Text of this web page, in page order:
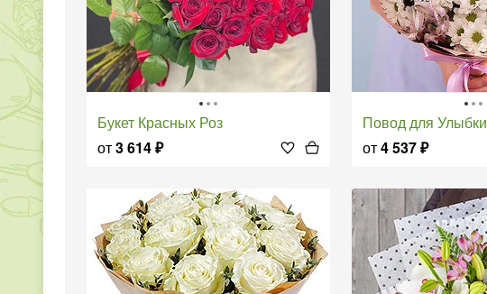
Букет Красных Роз
от3 614₽
Повод для Улыбки
от4 537₽